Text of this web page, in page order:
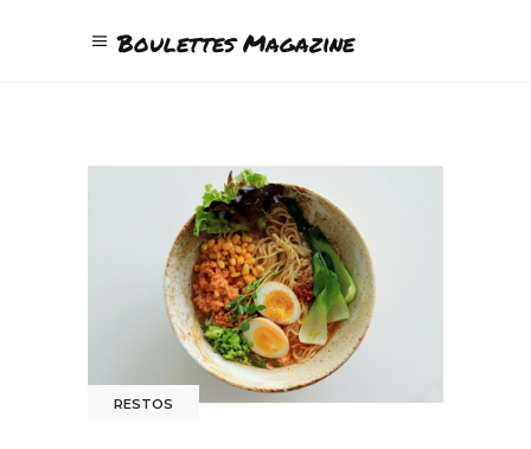
Boulettes Magazine
RESTOS